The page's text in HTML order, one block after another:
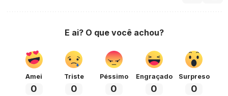
E ai? O que você achou?
Amei
0
Triste
0
Péssimo
0
Engraçado
0
Surpreso
0